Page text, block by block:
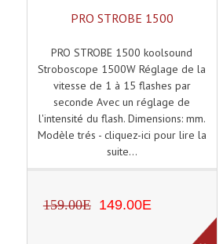
PRO STROBE 1500
PRO STROBE 1500 koolsound
Stroboscope 1500W Réglage de la
vitesse de 1 à 15 flashes par
seconde Avec un réglage de
l'intensité du flash. Dimensions: mm.
Modèle trés - cliquez-ici pour lire la
suite...
159.00E 149.00E